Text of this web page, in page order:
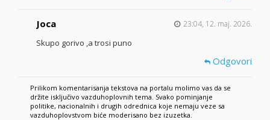
Joca 23:04, 12. maj. 2026.
Skupo gorivo ,a trosi puno
Odgovori
Prilikom komentarisanja tekstova na portalu molimo vas da se
držite isključivo vazduhoplovnih tema. Svako pominjanje
politike, nacionalnih i drugih odrednica koje nemaju veze sa
vazduhoplovstvom biće moderisano bez izuzetka.